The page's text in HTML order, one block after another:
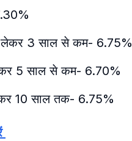
लेकर 3 साल से कम- 6.75%
5 साल से कम- 6.70%
10 साल तक- 6.75%